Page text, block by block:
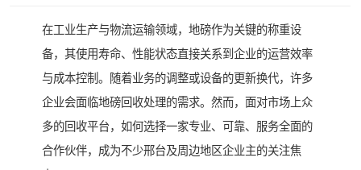
在工业生产与物流运输领域，地磅作为关键的称重设
备，其使用寿命、性能状态直接关系到企业的运营效率
与成本控制。随着业务的调整或设备的更新换代，许多
企业会面临地磅回收处理的需求。然而，面对市场上众
多的回收平台，如何选择一家专业、可靠、服务全面的
合作伙伴，成为不少邢台及周边地区企业主的关注焦